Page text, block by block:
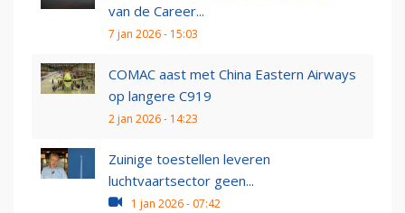
van de Career...
7 jan 2026 - 15:03
COMAC aast met China Eastern Airways
op langere C919
2 jan 2026 - 14:23
Zuinige toestellen leveren
luchtvaartsector geen...
1 jan 2026 - 07:42